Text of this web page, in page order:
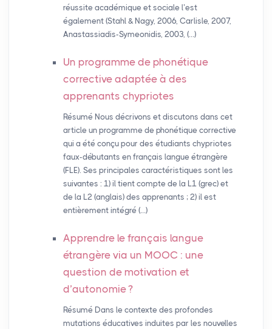
réussite académique et sociale l’est
également (Stahl & Nagy, 2006, Carlisle, 2007,
Anastassiadis-Symeonidis, 2003, (…)
Un programme de phonétique
corrective adaptée à des
apprenants chypriotes
Résumé Nous décrivons et discutons dans cet
article un programme de phonétique corrective
qui a été conçu pour des étudiants chypriotes
faux-débutants en français langue étrangère
(FLE). Ses principales caractéristiques sont les
suivantes : 1) il tient compte de la L1 (grec) et
de la L2 (anglais) des apprenants ; 2) il est
entièrement intégré (…)
Apprendre le français langue
étrangère via un MOOC : une
question de motivation et
d’autonomie?
Résumé Dans le contexte des profondes
mutations éducatives induites par les nouvelles